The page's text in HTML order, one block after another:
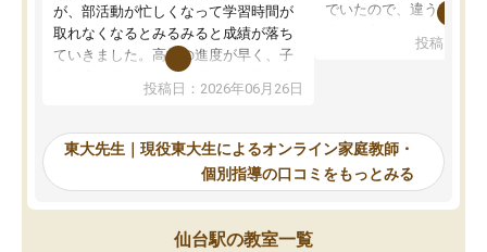
が、部活動が忙しくなって学習時間が
取れなくなるとみるみると成績が落ち
ていきました。高校の進度が早く、子
供も家に帰って勉強の話すると嫌な反
応を示します。東大先生にお願いして
れるので、親としても安心です。毎日
使える自習室とかもあり、わからない
ところがあれば先生が回答してくれる
のも重宝しています。
投稿日：2026年06月26日
でいたので、違うアプロ
で、当初は模試でD判定
自習室が毎日使えていつ
るのが心強かったよう
謝です。
投稿日：
東大先生｜現役東大生によるオンライン家庭教師・
個別指導の口コミをもっとみる
仙台駅の教室一覧